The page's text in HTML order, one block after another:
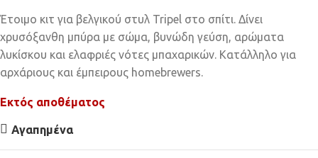
Έτοιμο κιτ για βελγικού στυλ Tripel στο σπίτι. Δίνει
χρυσόξανθη μπύρα με σώμα, βυνώδη γεύση, αρώματα
λυκίσκου και ελαφριές νότες μπαχαρικών. Κατάλληλο για
αρχάριους και έμπειρους homebrewers.
Εκτός αποθέματος
Αγαπημένα